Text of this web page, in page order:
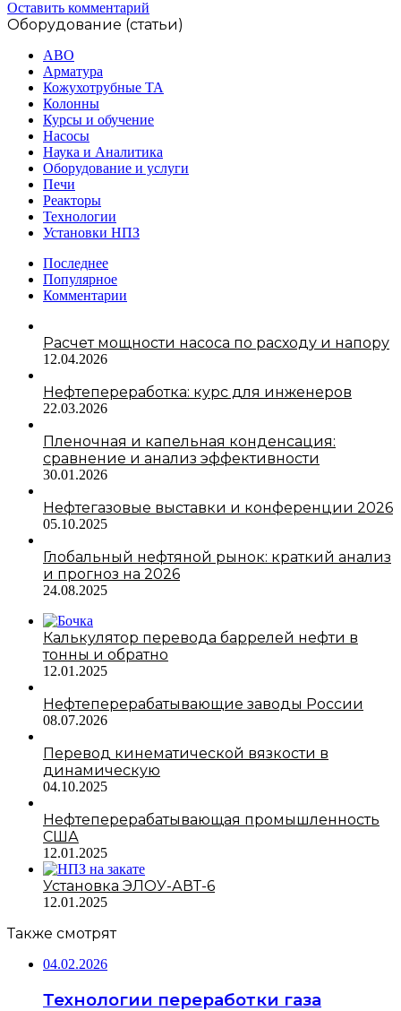
Оставить комментарий
Оборудование (статьи)
АВО
Арматура
Кожухотрубные ТА
Колонны
Курсы и обучение
Насосы
Наука и Аналитика
Оборудование и услуги
Печи
Реакторы
Технологии
Установки НПЗ
Последнее
Популярное
Комментарии
Расчет мощности насоса по расходу и напору
12.04.2026
Нефтепереработка: курс для инженеров
22.03.2026
Пленочная и капельная конденсация:
сравнение и анализ эффективности
30.01.2026
Нефтегазовые выставки и конференции 2026
05.10.2025
Глобальный нефтяной рынок: краткий анализ
и прогноз на 2026
24.08.2025
Калькулятор перевода баррелей нефти в
тонны и обратно
12.01.2025
Нефтеперерабатывающие заводы России
08.07.2026
Перевод кинематической вязкости в
динамическую
04.10.2025
Нефтеперерабатывающая промышленность
США
12.01.2025
Установка ЭЛОУ-АВТ-6
12.01.2025
Также смотрят
04.02.2026
Технологии переработки газа